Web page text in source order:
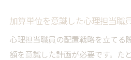
加算単位を意識した心理担当職
心理担当職員の配置戦略を立てる
額を意識した計画が必要です。た